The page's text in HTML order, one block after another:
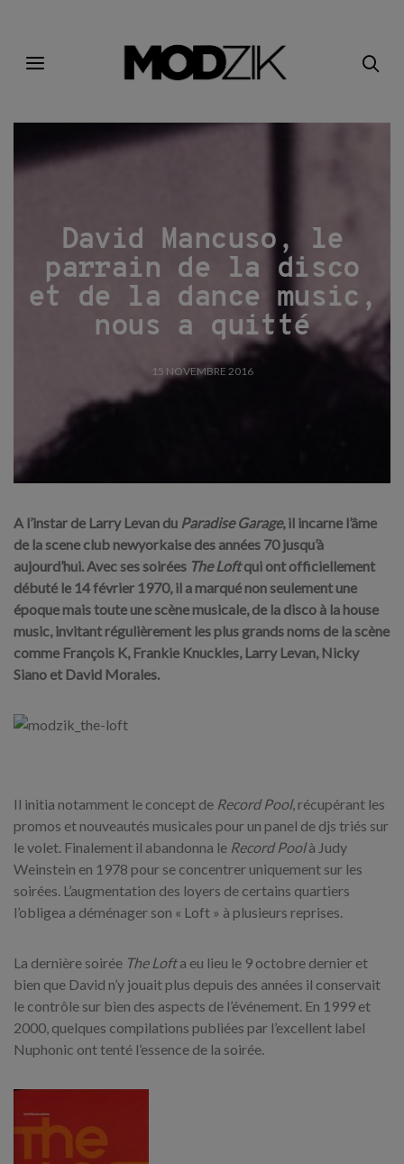
David Mancuso, le
parrain de la disco
et de la dance music,
nous a quitté
15 NOVEMBRE 2016
A l’instar de Larry Levan du Paradise Garage, il incarne l’âme
de la scene club newyorkaise des années 70 jusqu’à
aujourd’hui. Avec ses soirées The Loftqui ont officiellement
débuté le 14 février 1970, il a marqué non seulement une
époque mais toute une scène musicale, de la disco à la house
music, invitant régulièrement les plus grands noms de la scène
comme François K, Frankie Knuckles, Larry Levan, Nicky
Siano et David Morales.
Il initia notamment le concept de Record Pool, récupérant les
promos et nouveautés musicales pour un panel de djs triés sur
le volet. Finalement il abandonna le Record Poolà Judy
Weinstein en 1978 pour se concentrer uniquement sur les
soirées. L’augmentation des loyers de certains quartiers
l’obligea a déménager son « Loft » à plusieurs reprises.
La dernière soirée The Lofta eu lieu le 9 octobre dernier et
bien que David n’y jouait plus depuis des années il conservait
le contrôle sur bien des aspects de l’événement. En 1999 et
2000, quelques compilations publiées par l’excellent label
Nuphonic ont tenté l’essence de la soirée.